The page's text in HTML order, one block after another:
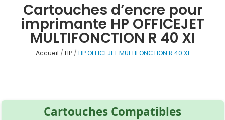
Cartouches d’encre pour
imprimante HP OFFICEJET
MULTIFONCTION R 40 XI
Accueil HP HP OFFICEJET MULTIFONCTION R 40 XI
Cartouches Compatibles